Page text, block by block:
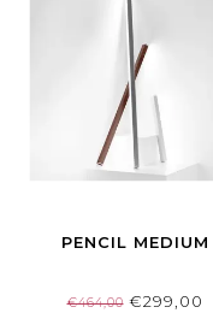
PENCIL MEDIUM
€464,00€299,00